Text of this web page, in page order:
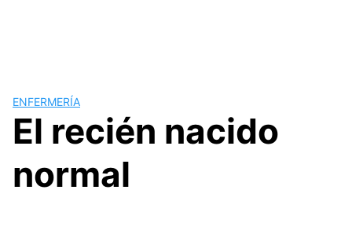
ENFERMERÍA
El recién nacido
normal